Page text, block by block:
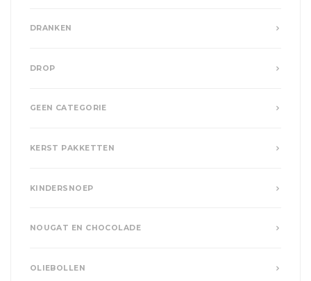
DRANKEN
DROP
GEEN CATEGORIE
KERST PAKKETTEN
KINDERSNOEP
NOUGAT EN CHOCOLADE
OLIEBOLLEN